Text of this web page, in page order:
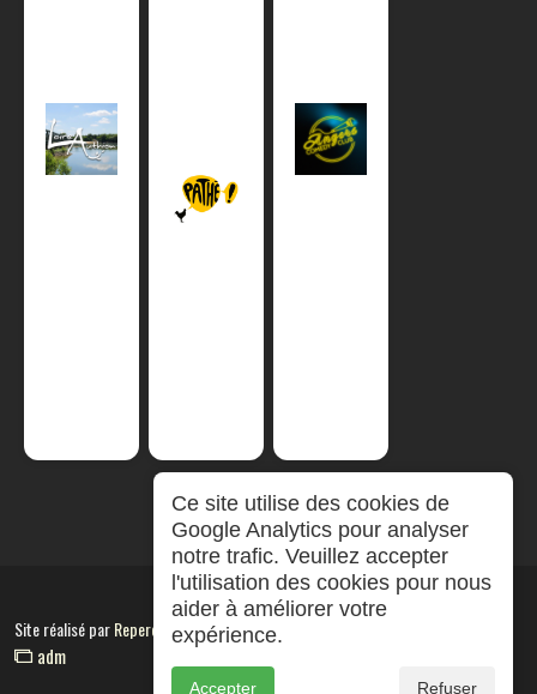
Site réalisé parRepereCom
adm
Ce site utilise des cookies de
Google Analytics pour analyser
notre trafic. Veuillez accepter
l'utilisation des cookies pour nous
aider à améliorer votre
expérience.
Accepter Refuser